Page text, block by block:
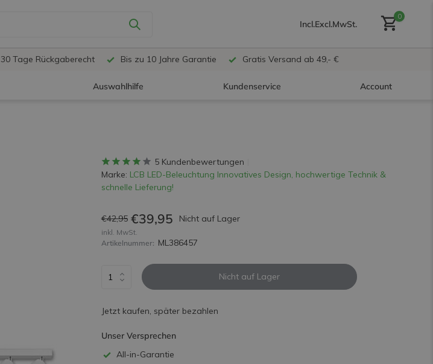
Incl.Excl.MwSt.
0
30 Tage Rückgaberecht Bis zu 10 Jahre Garantie Gratis Versand ab 49,- €
Auswahlhilfe Kundenservice Account
5 Kundenbewertungen
Marke: LCB LED-Beleuchtung Innovatives Design, hochwertige Technik &
schnelle Lieferung!
€42,95 €39,95 Nicht auf Lager
inkl. MwSt.
Artikelnummer: ML386457
Nicht auf Lager
Jetzt kaufen, später bezahlen
Unser Versprechen
All-in-Garantie